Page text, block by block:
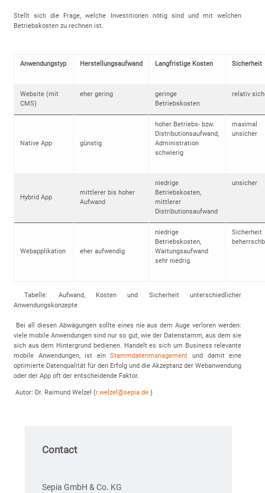
Stellt sich die Frage, welche Investitionen nötig sind und mit welchen
Betriebskosten zu rechnen ist.
Anwendungstyp Herstellungsaufwand Langfristige Kosten Sicherheit
Website (mit
CMS)
eher gering
geringe
Betriebskosten
relativ
Native App günstig
hoher Betriebs- bzw.
Distributionsaufwand,
Administration
schwierig
maximal
unsicher
Hybrid App
mittlerer bis hoher
Aufwand
niedrige
Betriebskosten,
mittlerer
Distributionsaufwand
unsicher
Webapplikation eher aufwendig
niedrige
Betriebskosten,
Wartungsaufwand
sehr niedrig.
Sicherheit
Tabelle: Aufwand, Kosten und Sicherheit unterschiedlicher
Anwendungskonzepte
Bei all diesen Abwägungen sollte eines nie aus dem Auge verloren werden:
viele mobile Anwendungen sind nur so gut, wie der Datenstamm, aus dem sie
sich aus dem Hintergrund bedienen. Handelt es sich um Business relevante
mobile Anwendungen, ist einStammdatenmanagementund damit eine
optimierte Datenqualität für den Erfolg und die Akzeptanz der Webanwendung
oder der App oft der entscheidende Faktor.
Autor: Dr. Raimund Welzel (r.welzel@sepia.de)
Contact
Sepia GmbH & Co. KG